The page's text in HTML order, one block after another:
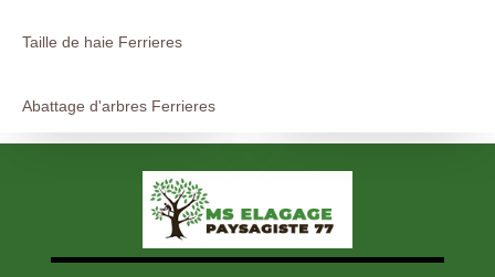
Taille de haie Ferrieres
Abattage d'arbres Ferrieres